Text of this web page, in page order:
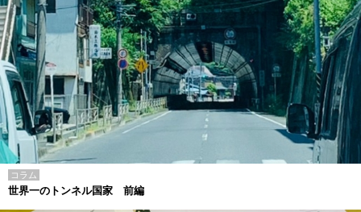
コラム
世界一のトンネル国家 前編